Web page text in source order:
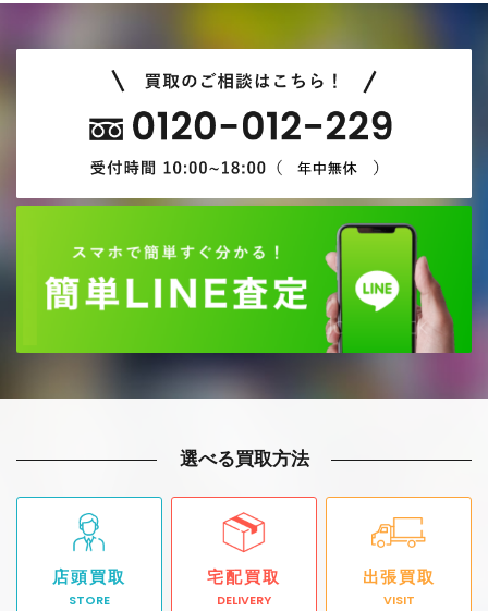
選べる買取方法
店頭買取
STORE
宅配買取
DELIVERY
出張買取
VISIT